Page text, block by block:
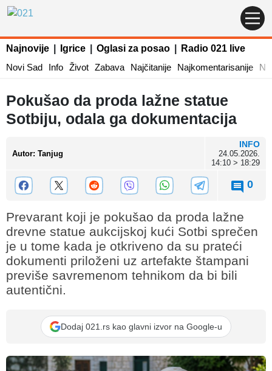
Najnovije Igrice Oglasi za posao
Radio 021 live
Novi Sad
Info Život Zabava Najčitanije Najkomentarisanije
Pokušao da proda lažne statue
Sotbiju, odala ga dokumentacija
Autor: Tanjug
INFO
24.05.2026.
14:10 > 18:29
0
Prevarant koji je pokušao da proda lažne
drevne statue aukcijskoj kući Sotbi sprečen
je u tome kada je otkriveno da su prateći
dokumenti priloženi uz artefakte štampani
previše savremenom tehnikom da bi bili
autentični.
Dodaj 021.rs kao glavni izvor na Google-u